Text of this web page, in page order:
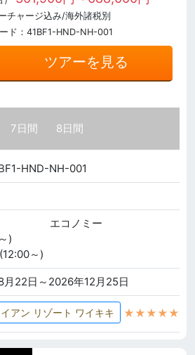
チャージ込み/海外諸税別
ド：41BF1-HND-NH-001
ツアーを見る
7日間 8日間
HND-NH-001
エコノミー
)
～)
22日～2026年12月25日
アン リゾート ワイキキ ★★★★★